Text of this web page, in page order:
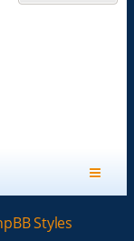
Styles